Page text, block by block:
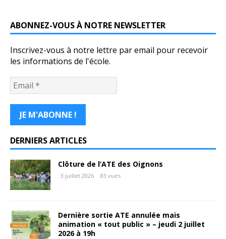
ABONNEZ-VOUS À NOTRE NEWSLETTER
Inscrivez-vous à notre lettre par email pour recevoir
les informations de l'école.
DERNIERS ARTICLES
Clôture de l’ATE des Oignons
3 juillet 2026 83 vues
Dernière sortie ATE annulée mais
animation « tout public » – jeudi 2 juillet
2026 à 19h